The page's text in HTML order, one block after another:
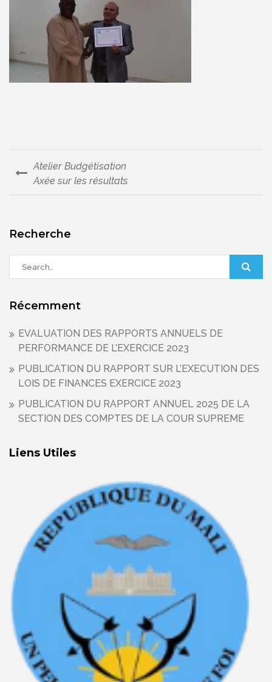
Navigation
de
l’article
Atelier Budgétisation
Axée sur les résultats
Recherche
Récemment
EVALUATION DES RAPPORTS ANNUELS DE
PERFORMANCE DE L’EXERCICE 2023
PUBLICATION DU RAPPORT SUR L’EXECUTION DES
LOIS DE FINANCES EXERCICE 2023
PUBLICATION DU RAPPORT ANNUEL 2025 DE LA
SECTION DES COMPTES DE LA COUR SUPREME
Liens Utiles